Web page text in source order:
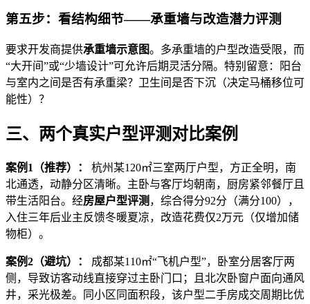
第五步：看结构细节——承重墙与改造潜力评测
要求开发商提供承重墙示意图。多承重墙的户型改造受限，而
“大开间”或“少墙设计”可允许后期灵活分隔。特别留意：阳台
与室内之间是否有承重梁？卫生间是否下沉（决定马桶移位可
能性）？
三、两个真实户型评测对比案例
案例1（推荐）：
杭州某120㎡三室两厅户型，方正全明，南
北通透，动静分区清晰。主卧与客厅均朝南，厨房紧邻餐厅且
带生活阳台。经房屋户型评测 ，综合得分92分（满分100），
入住三年后业主反馈冬暖夏凉，改造花费仅2万元（仅增加储
物柜）。
案例2（避坑）：
成都某110㎡“飞机户型”，卧室分居客厅两
侧，导致访客动线直接穿过主卧门口；且北次卧窗户面向通风
井，采光极差。同小区同面积段，该户型二手房成交周期比优